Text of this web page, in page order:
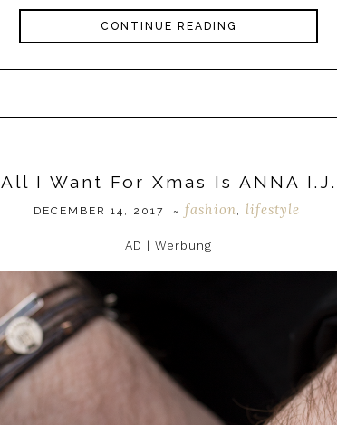
CONTINUE READING
All I Want For Xmas Is ANNA I.J.
DECEMBER 14, 2017 ~ fashion lifestyle
AD | Werbung